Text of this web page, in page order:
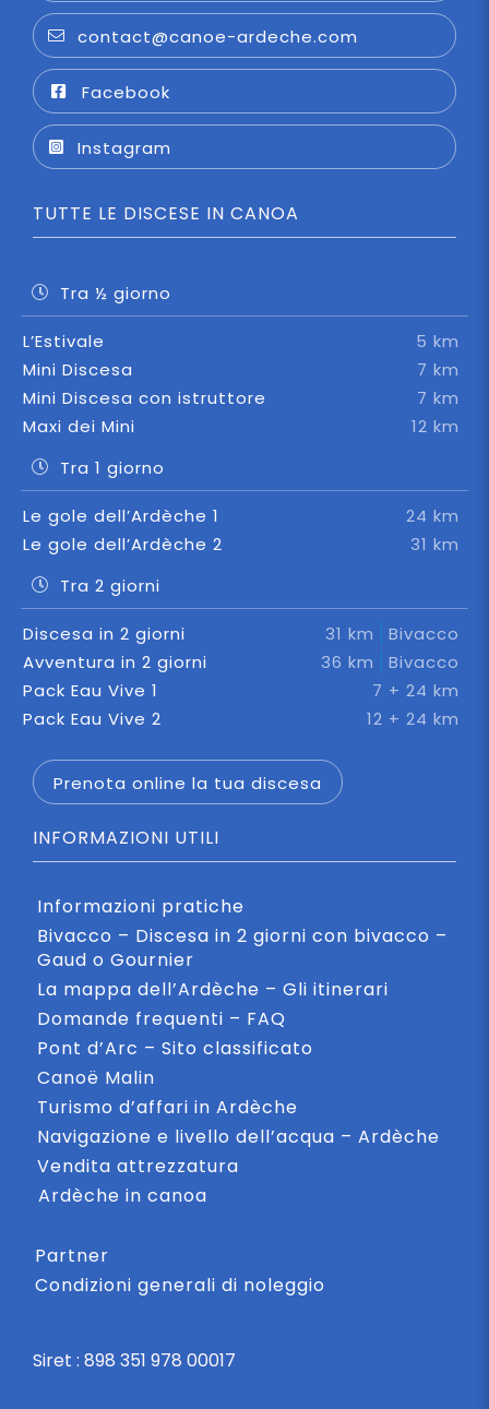
contact@canoe-ardeche.com
Facebook
Instagram
TUTTE LE DISCESE IN CANOA
Tra ½ giorno
L’Estivale
5 km
Mini Discesa
7 km
Mini Discesa con istruttore
7 km
Maxi dei Mini
12 km
Tra 1 giorno
Le gole dell’Ardèche 1
24 km
Le gole dell’Ardèche 2
31 km
Tra 2 giorni
Discesa in 2 giorni 31 km
Bivacco
Avventura in 2 giorni
36 km
Bivacco
Pack Eau Vive 1
7 + 24 km
Pack Eau Vive 2
12 + 24 km
Prenota online la tua discesa
INFORMAZIONI UTILI
Informazioni pratiche
Bivacco – Discesa in 2 giorni con bivacco –
Gaud o Gournier
La mappa dell’Ardèche – Gli itinerari
Domande frequenti – FAQ
Pont d’Arc – Sito classificato
Canoë Malin
Turismo d’affari in Ardèche
Navigazione e livello dell’acqua – Ardèche
Vendita attrezzatura
Ardèche in canoa
Partner
Condizioni generali di noleggio
Siret : 898 351 978 00017